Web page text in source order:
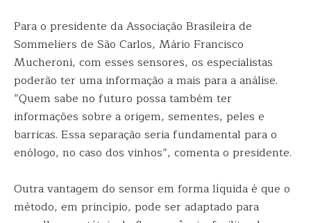
Para o presidente da Associação Brasileira de
Sommeliers de São Carlos, Mário Francisco
Mucheroni, com esses sensores, os especialistas
poderão ter uma informação a mais para a análise.
“Quem sabe no futuro possa também ter
informações sobre a origem, sementes, peles e
barricas. Essa separação seria fundamental para o
enólogo, no caso dos vinhos”, comenta o presidente.
Outra vantagem do sensor em forma líquida é que o
método, em princípio, pode ser adaptado para